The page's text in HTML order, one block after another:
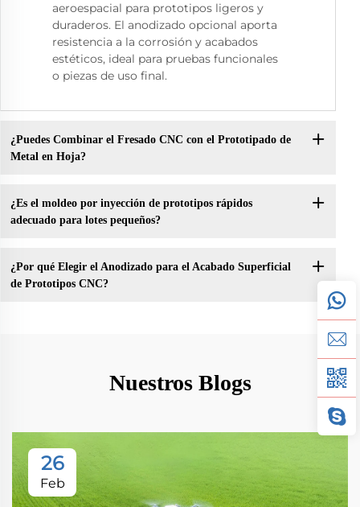
aeroespacial para prototipos ligeros y
duraderos. El anodizado opcional aporta
resistencia a la corrosión y acabados
estéticos, ideal para pruebas funcionales
o piezas de uso final.
¿Puedes Combinar el Fresado CNC con el Prototipado de
Metal en Hoja?
¿Es el moldeo por inyección de prototipos rápidos
adecuado para lotes pequeños?
¿Por qué Elegir el Anodizado para el Acabado Superficial
de Prototipos CNC?
Nuestros Blogs
26
Feb